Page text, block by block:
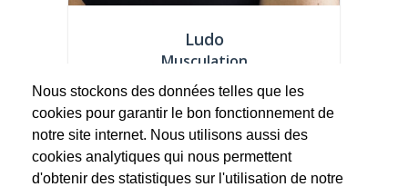
Ludo
Musculation
Tous public ...
50€
Nous stockons des données telles que les
cookies pour garantir le bon fonctionnement de
notre site internet. Nous utilisons aussi des
cookies analytiques qui nous permettent
d'obtenir des statistiques sur l'utilisation de notre